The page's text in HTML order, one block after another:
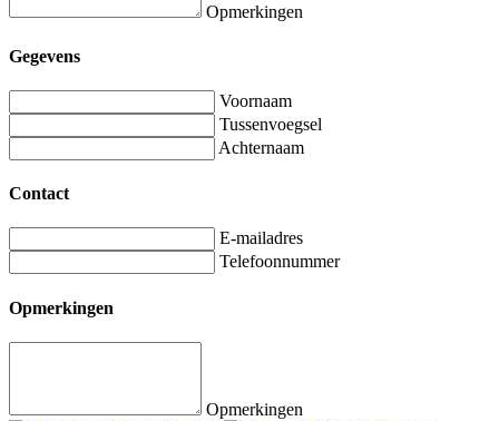
Opmerkingen
Gegevens
Voornaam
Tussenvoegsel
Achternaam
Contact
E-mailadres
Telefoonnummer
Opmerkingen
Opmerkingen